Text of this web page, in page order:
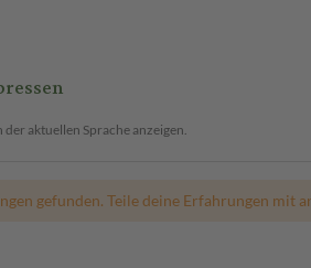
aktuellen Sprache anzeigen.
gefunden. Teile deine Erfahrungen mit